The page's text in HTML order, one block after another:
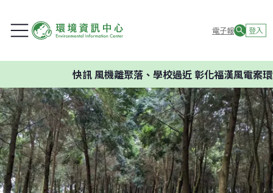
電子報 登入
快訊風機離聚落、學校過近 彰化福漢風電案環委